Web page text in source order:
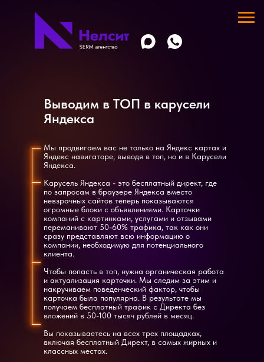
SEO продвижение сайта
SEO оптимизация
Контекстная и таргетированная реклама
Они все должны ссылаться на текущую страницу.
О насВыводим в ТОП в карусели
Яндекса
Мы продвигаем вас не только на Яндекс картах и
Яндекс навигаторе, выводя в топ, но и в Карусели
Яндекса.
Карусель Яндекса - это бесплатный директ, где
по запросам в браузере Яндекса вместо
невзрачных сайтов теперь показываются
огромные блоки с объявлениями. Карточки
компаний с картинками, услугами и отзывами
переманивают 50-60% трафика, так как они
сразу представляют всю информацию о
компании, необходимую для потенциального
клиента.
Чтобы попасть в топ, нужна органическая работа
и актуализация карточки. Мы следим за этим и
накручиваем поведенческий фактор, чтобы
карточка была популярна. В результате мы
получаем бесплатный трафик с Директа без
вложений в 50-100 тысяч рублей в месяц.
Вы показываетесь на всех трех площадках,
включая бесплатный Директ, в самых жирных и
классных местах.